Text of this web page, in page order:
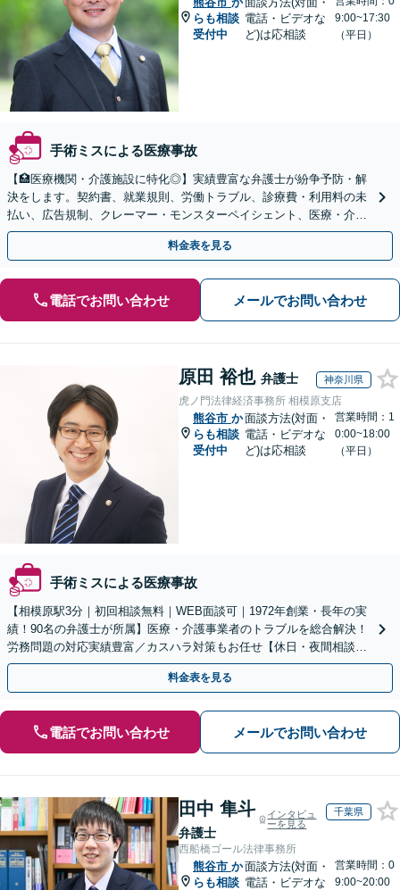
らも相談
受付中
電話・ビデオな
ど)は応相談
9:00~17:30
（平日）
手術ミスによる医療事故
【🏥医療機関・介護施設に特化◎】実績豊富な弁護士が紛争予防・解
決をします。契約書、就業規則、労働トラブル、診療費・利用料の未
払い、広告規制、クレーマー・モンスターペイシェント、医療・介護
事故などに対応【顧問契約あり】
料金表を見る
電話でお問い合わせ メールでお問い合わせ
原田 裕也 弁護士 神奈川県
虎ノ門法律経済事務所 相模原支店
熊谷市 か
らも相談
受付中
面談方法(対面・
電話・ビデオな
ど)は応相談
営業時間：1
0:00~18:00
（平日）
手術ミスによる医療事故
【相模原駅3分｜初回相談無料｜WEB面談可｜1972年創業・長年の実
績！90名の弁護士が所属】医療・介護事業者のトラブルを総合解決！
労務問題の対応実績豊富／カスハラ対策もお任せ【休日・夜間相談可
／忙しい方にも安心の柔軟なサポート体制】
料金表を見る
電話でお問い合わせ メールでお問い合わせ
田中 隼斗
弁護士
インタビュ
ーを見る
千葉県
西船橋ゴール法律事務所
熊谷市 か
らも相談
面談方法(対面・
電話・ビデオな
営業時間：0
9:00~20:00